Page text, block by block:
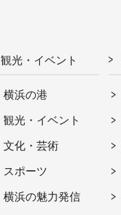
観光・イベント
横浜の港
観光・イベント
文化・芸術
スポーツ
横浜の魅力発信